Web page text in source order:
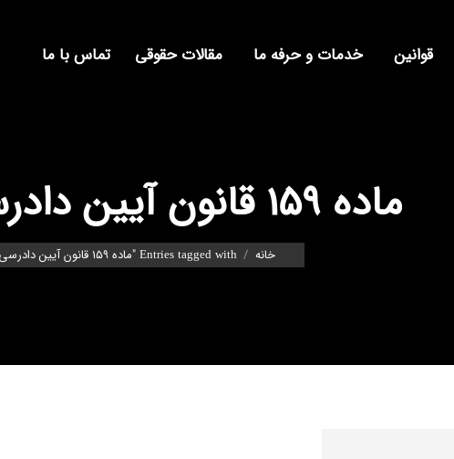
قوانین خدمات و حرفه ما مقالات حقوقی تماس با ما
ماده 159 قانون آیین دادرسی مدنی
You are here:
خانه Entries tagged with "ماده 159 قانون آیین دادرسی مدنی"